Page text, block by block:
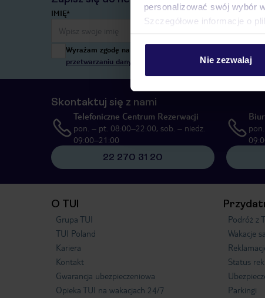
personalizować swój wybór
Szczegółowe informacje o
Nie zezwalaj
IMIĘ*
Wyrażam zgodę na przetwarzanie danych osobowych
przetwarzaniu danych osobowych”
, poprzez
Skontaktuj się z nami
Telefoniczne Centrum Rezerwacji
pon. – pt. 08:00–22:00, sob. – niedz.
09:00–21:00
22 270 31 20
O TUI
Grupa TUI
TUI Poland
Kariera
Kontakt
Gwarancja ubezpieczeniowa
Opieka TUI na wakacjach 24/7
Podróż z
Wakacje
Status
Parkingi